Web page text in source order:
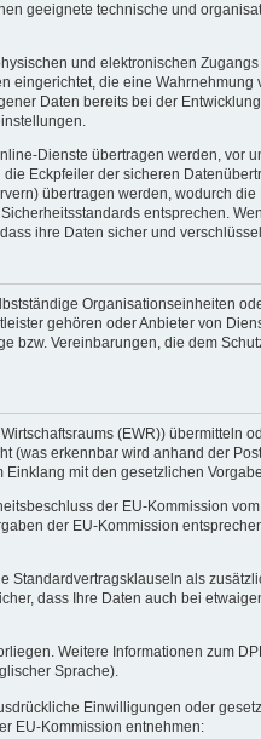
geeignete technische und
und elektronischen
eingerichtet, die eine Wahrnehmung
Daten bereits bei der
Dienste übertragen werden, vor
Eckpfeiler der sicheren
übertragen werden, wodurch
entsprechen.
ihre Daten sicher und
Organisationseinheiten
gehören oder Anbieter von
bzw. Vereinbarungen, die dem
(EWR)) übermitteln
(was erkennbar wird anhand der
mit den gesetzlichen
der EU-Kommission
der EU-Kommission
Standardvertragsklauseln als
dass Ihre Daten auch bei
Weitere Informationen zum
Sprache).
Einwilligungen oder
EU-Kommission entnehmen: